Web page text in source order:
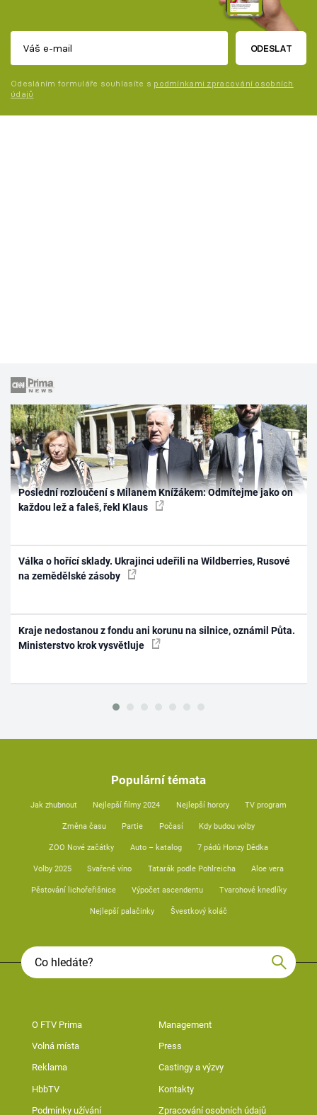
ODESLAT
Odesláním formuláře souhlasíte s podmínkami zpracování osobních
údajů
Poslední rozloučení s Milanem Knížákem: Odmítejme jako on
každou lež a faleš, řekl Klaus
Válka o hořící sklady. Ukrajinci udeřili na Wildberries, Rusové
na zemědělské zásoby
Kraje nedostanou z fondu ani korunu na silnice, oznámil Půta.
Ministerstvo krok vysvětluje
Populární témata
Jak zhubnout Nejlepší filmy 2024 Nejlepší horory TV program
Změna času Partie Počasí Kdy budou volby
ZOO Nové začátky Auto – katalog 7 pádů Honzy Dědka
Volby 2025 Svařené víno Tatarák podle Pohlreicha Aloe vera
Pěstování lichořeřišnice Výpočet ascendentu Tvarohové knedlíky
Nejlepší palačinky Švestkový koláč
O FTV Prima Management
Volná místa Press
Reklama Castingy a výzvy
HbbTV Kontakty
Podmínky užívání Zpracování osobních údajů